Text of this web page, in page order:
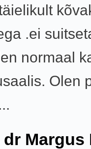
.ei
normaal
Olen
dr Margus